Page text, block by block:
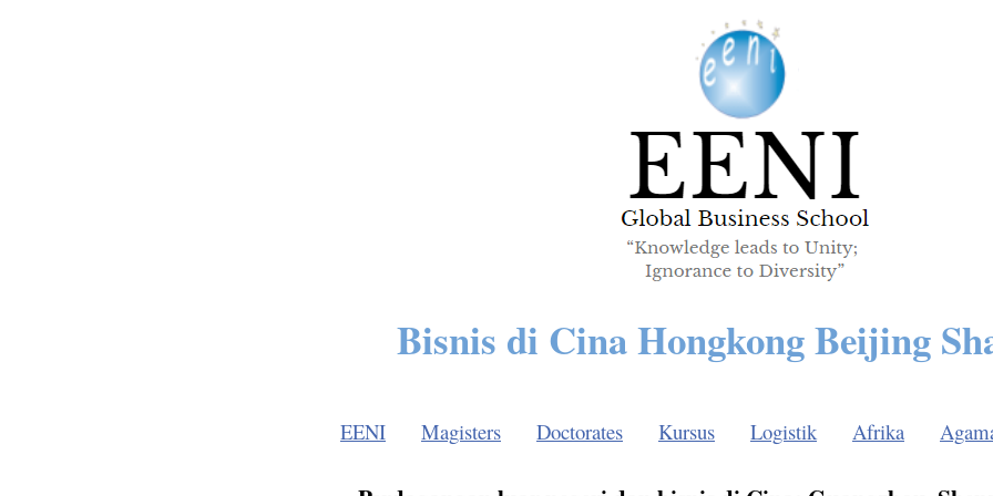
Bisnis di Cina Hongkong Beijing
EENI Magisters Doctorates Kursus Logistik Afrika